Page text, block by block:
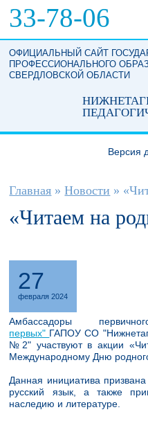
33-78-06
ОФИЦИАЛЬНЫЙ САЙТ
ПРОФЕССИОНАЛЬНОГО
СВЕРДЛОВСКОЙ ОБЛАСТИ
Версия
Вы здесь
Главная » Новости »
«Читаем на
27
февраля 2024
Амбассадоры
первых" ГАПОУ СО
№2" участвуют в акции
Международному Дню
Данная инициатива
русский язык, а также
наследию и литературе.